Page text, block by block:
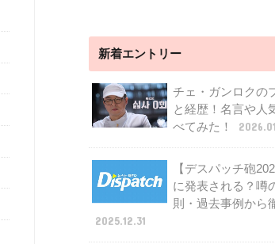
新着エントリー
チェ・ガンロクの
と経歴！名言や人
べてみた！
【デスパッチ砲
に発表される？噂
則・過去事例から
2025.12.31